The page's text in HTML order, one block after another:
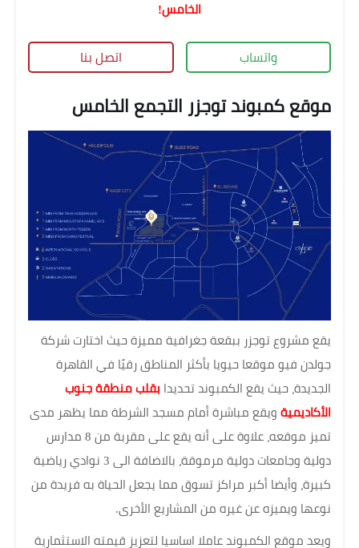
الخامس!
واتساب اتصل بنا
موقع كمبوند توجزر التجمع الخامس
يقع مشروع توجزر ببقعة جغرافية مميزة حيث اختارت شركة
جولدن فيو موقعا حيويا بأكثر المناطق رقيًا في القاهرة
الجديدة، حيث يقع الكمبوند تحديدا بقلب منطقة جنوب
الأكاديمية ويقع مباشرة أمام مسجد الشرطة مما يظهر مدى
تميز موقعه، علاوة على أنه يقع على مقربة من 8 مدارس
دولية وجامعات دولية مرموقة، بالاضافة الى 3 نوادي رياضية
كبيرة، وأيضا أكبر مراكز تسوق مما يجعل الحياة به فريدة من
نوعها ويميزه عن غيره من المشاريع الأخرى.
ويعد موقع الكمبوند عاملا اساسيا لتعزيز قيمته الاستثمارية